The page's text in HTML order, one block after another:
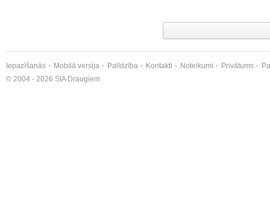
Iepazīšanās Mobilā versija Palīdzība Kontakti Noteikumi Privātums
© 2004 - 2026 SIA Draugiem